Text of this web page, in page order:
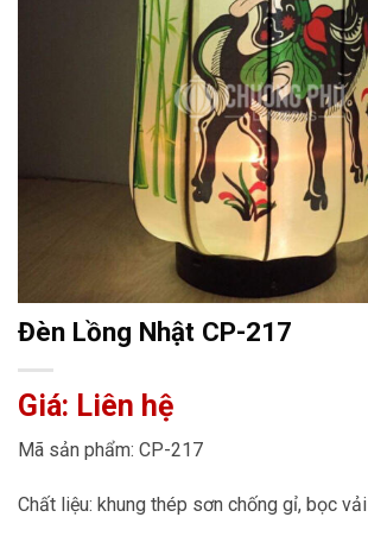
Đèn Lồng Nhật CP-217
Giá: Liên hệ
Mã sản phẩm: CP-217
Chất liệu: khung thép sơn chống gỉ, bọc vải